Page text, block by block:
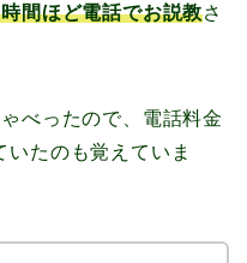
間ほど電話でお説教さ
べったので、電話料金
たのも覚えていま